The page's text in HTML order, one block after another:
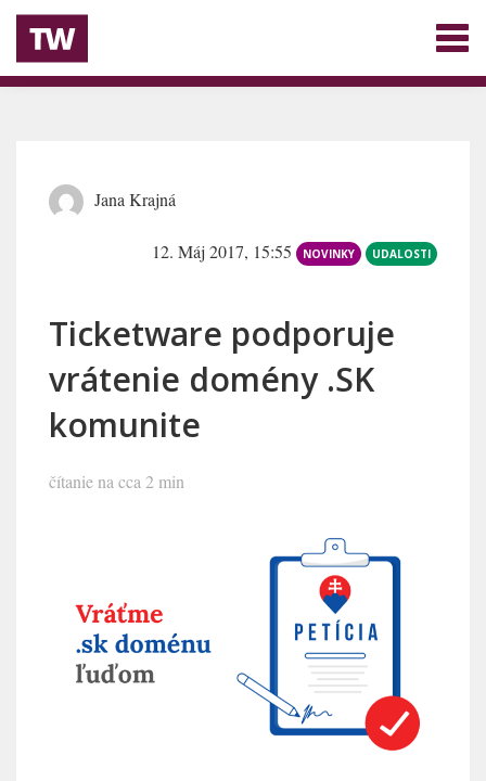
Jana Krajná
12. Máj 2017, 15:55 NOVINKY UDALOSTI
Ticketware podporuje
vrátenie domény .SK
komunite
čítanie na cca 2 min